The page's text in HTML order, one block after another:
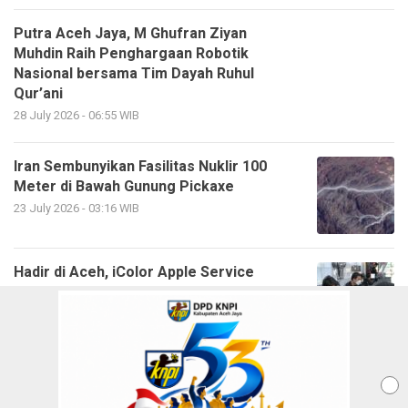
Putra Aceh Jaya, M Ghufran Ziyan
Muhdin Raih Penghargaan Robotik
Nasional bersama Tim Dayah Ruhul
Qur’ani
28 July 2026 - 06:55 WIB
Iran Sembunyikan Fasilitas Nuklir 100
Meter di Bawah Gunung Pickaxe
23 July 2026 - 03:16 WIB
Hadir di Aceh, iColor Apple Service
Sekda Aceh Jaya Buka Pelatihan